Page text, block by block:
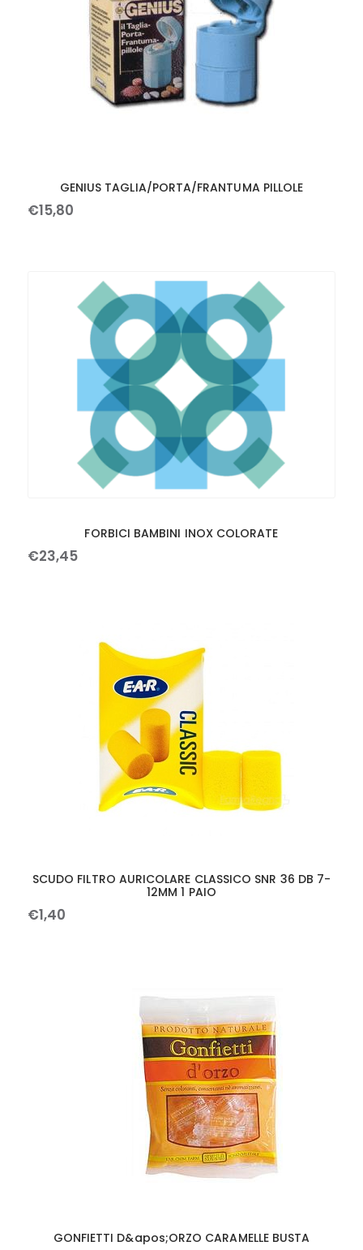
GENIUS TAGLIA/PORTA/FRANTUMA PILLOLE
€15,80
FORBICI BAMBINI INOX COLORATE
€23,45
SCUDO FILTRO AURICOLARE CLASSICO SNR 36 DB 7-
12MM 1 PAIO
€1,40
GONFIETTI D&apos;ORZO CARAMELLE BUSTA